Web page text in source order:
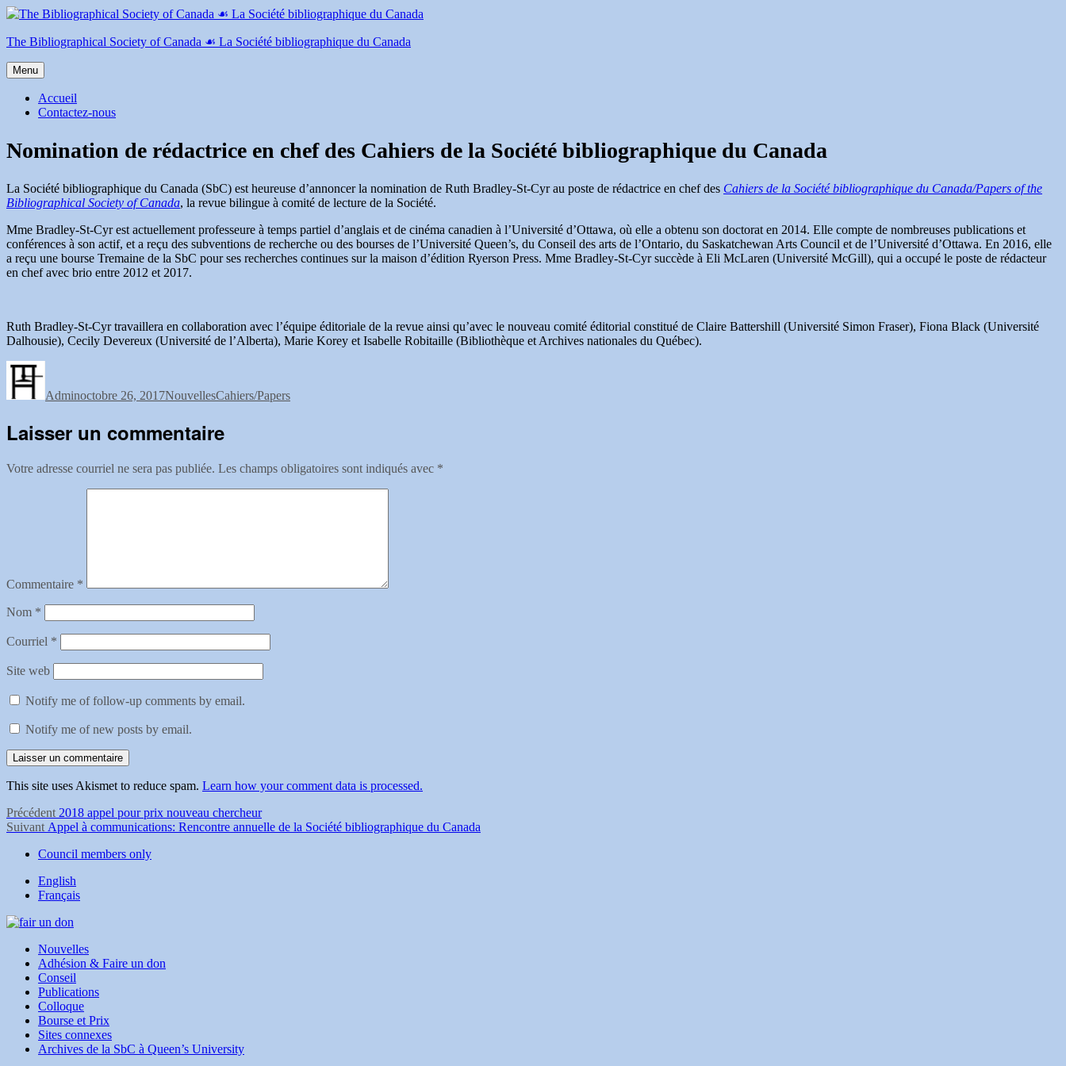
Aller
contenu
The Bibliographical Society of Canada ☙ La Société bibliographique du Canada
Menu
Accueil
Contactez-nous
Nomination de rédactrice en chef des Cahiers de la Société bibliographique du Canada
La Société bibliographique du Canada (SbC) est heureuse d’annoncer la nomination de Ruth Bradley-St-Cyr au poste de rédactrice en chef des Cahiers de la Société bibliographique du Canada/Papers of the
Bibliographical Society of Canada, la revue bilingue à comité de lecture de la Société.
Mme Bradley-St-Cyr est actuellement professeure à temps partiel d’anglais et de cinéma canadien à l’Université d’Ottawa, où elle a obtenu son doctorat en 2014. Elle compte de nombreuses publications et
conférences à son actif, et a reçu des subventions de recherche ou des bourses de l’Université Queen’s, du Conseil des arts de l’Ontario, du Saskatchewan Arts Council et de l’Université d’Ottawa. En 2016, elle
a reçu une bourse Tremaine de la SbC pour ses recherches continues sur la maison d’édition Ryerson Press. Mme Bradley-St-Cyr succède à Eli McLaren (Université McGill), qui a occupé le poste de rédacteur
en chef avec brio entre 2012 et 2017.
Ruth Bradley-St-Cyr travaillera en collaboration avec l’équipe éditoriale de la revue ainsi qu’avec le nouveau comité éditorial constitué de Claire Battershill (Université Simon Fraser), Fiona Black (Université
Dalhousie), Cecily Devereux (Université de l’Alberta), Marie Korey et Isabelle Robitaille (Bibliothèque et Archives nationales du Québec).
Adminoctobre 26, 2017NouvellesCahiers/Papers
Laisser un commentaire
Votre adresse courriel ne sera pas publiée. Les champs obligatoires sont indiqués avec *
Commentaire *
Nom *
Courriel *
Site web
Notify me of follow-up comments by email.
Notify me of new posts by email.
This site uses Akismet to reduce spam. Learn how your comment data is processed.
Navigation
de
l'article
Précédent Article
précédent :
2018 appel pour prix nouveau chercheur
Suivant Article
Appel à communications: Rencontre annuelle de la Société bibliographique du Canada
Council members only
English
Français
Nouvelles
Adhésion & Faire un don
Conseil
Publications
Colloque
Bourse et Prix
Sites connexes
Archives de la SbC à Queen’s University